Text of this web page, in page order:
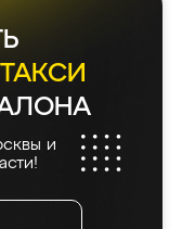
и